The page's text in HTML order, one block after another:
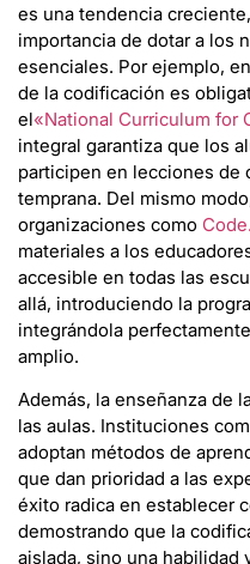
es una tendencia
importancia de dotar a los
esenciales. Por ejemplo,
de la codificación es
el«National Curriculum for
integral garantiza que los
participen en lecciones de
temprana. Del mismo
organizaciones como
materiales a los
accesible en todas las
allá, introduciendo la
integrándola
amplio.
Además, la enseñanza de
las aulas. Instituciones
adoptan métodos de
que dan prioridad a las
éxito radica en establecer
demostrando que la
aislada, sino una habilidad